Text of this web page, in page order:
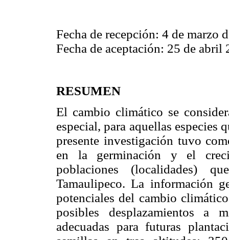
Fecha de recepción: 4 de marzo
Fecha de aceptación: 25 de abril
RESUMEN
El cambio climático se
especial, para aquellas especies
presente investigación tuvo
en la germinación y el
poblaciones (localidades)
Tamaulipeco. La información
potenciales del cambio
posibles desplazamientos a
adecuadas para futuras